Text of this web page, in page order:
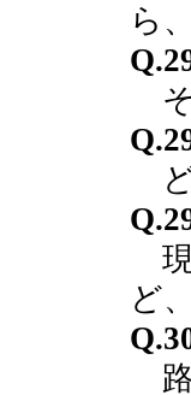
ら
そ
ど
現
ど
路